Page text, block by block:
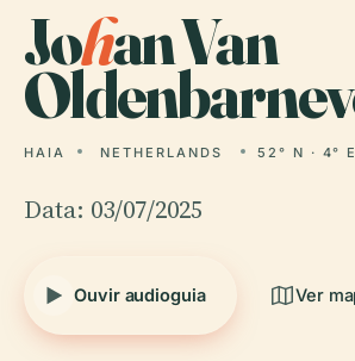
Johan Van
HAIA NETHERLANDS 52° N · 4° E
Data: 03/07/2025
Ouvir audioguia Ver